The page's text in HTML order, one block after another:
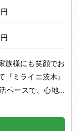
族様にも笑顔でお
ミライエ茨木』
ペースで、心地...